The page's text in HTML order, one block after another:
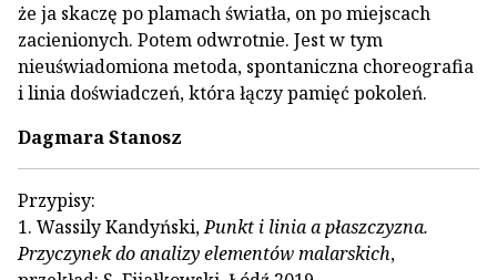
że ja skaczę po plamach światła, on po miejscach
zacienionych. Potem odwrotnie. Jest w tym
nieuświadomiona metoda, spontaniczna choreografia
i linia doświadczeń, która łączy pamięć pokoleń.
Dagmara Stanosz
Przypisy:
1. Wassily Kandyński,Punkt i linia a płaszczyzna.
Przyczynek do analizy elementów malarskich,